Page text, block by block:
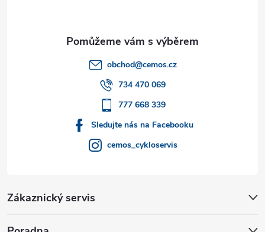
obchod@cemos.cz
734 470 069
777 668 339
Sledujte nás na Facebooku
cemos_cykloservis
Zákaznický servis